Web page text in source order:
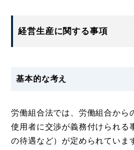
経営生産に関する事項
基本的な考え
労働組合法では、労働組合から
使用者に交渉が義務付けられる
の待遇など）が定められていま